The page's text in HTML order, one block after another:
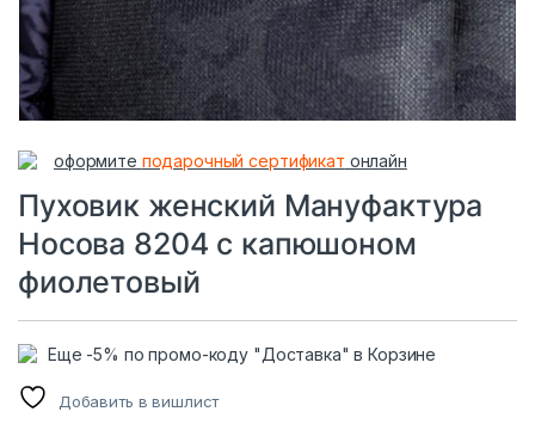
оформите подарочный сертификат онлайн
Пуховик женский Мануфактура
Носова 8204 с капюшоном
фиолетовый
Еще -5% по промо-коду "Доставка" в Корзине
Добавить в вишлист